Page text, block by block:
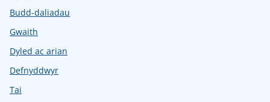
Budd-daliadau
Gwaith
Dyled ac arian
Defnyddwyr
Tai